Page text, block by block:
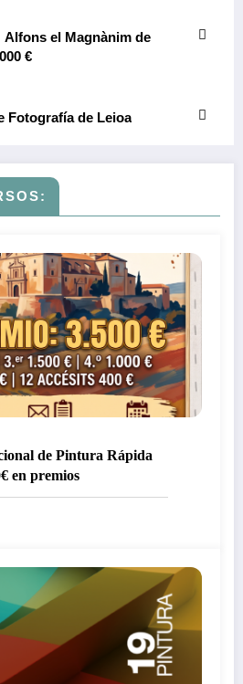
Alfons el Magnànim de
€
Fotografía de Leioa
de Pintura Rápida
en premios